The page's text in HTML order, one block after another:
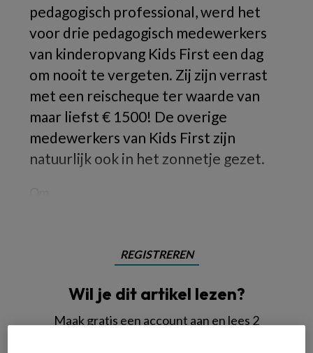
pedagogisch professional, werd het
voor drie pedagogisch medewerkers
van kinderopvang Kids First een dag
om nooit te vergeten. Zij zijn verrast
met een reischeque ter waarde van
maar liefst € 1500! De overige
medewerkers van Kids First zijn
natuurlijk ook in het zonnetje gezet.
REGISTREREN
Wil je dit artikel lezen?
Maak gratis een account aan en lees 2